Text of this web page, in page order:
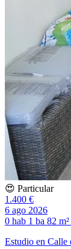
😍 Particular
1.400 €
6 ago 2026
0 hab 1 ba 82 m²
Estudio en Calle